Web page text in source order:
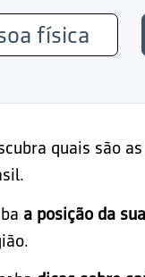
física
quais são as
a posição da